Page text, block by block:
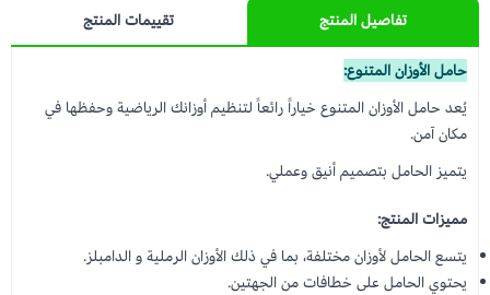
تفاصيل المنتج تقييمات المنتج
حامل الأوزان المتنوع:
يُعد حامل الأوزان المتنوع خياراً رائعاً لتنظيم أوزانك الرياضية وحفظها في
مكان آمن.
يتميز الحامل بتصميم أنيق وعملي.
مميزات المنتج:
يتسع الحامل لأوزان مختلفة، بما في ذلك الأوزان الرملية و الدامبلز.
يحتوي الحامل على خطافات من الجهتين.